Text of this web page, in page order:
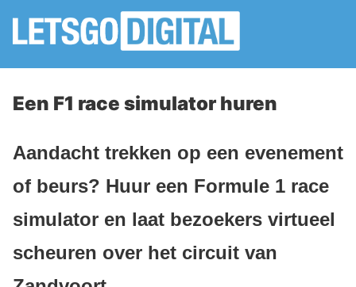
Een F1 race simulator huren
Aandacht trekken op een evenement
of beurs? Huur een Formule 1 race
simulator en laat bezoekers virtueel
scheuren over het circuit van